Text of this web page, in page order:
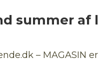
summer af
– MAGASIN